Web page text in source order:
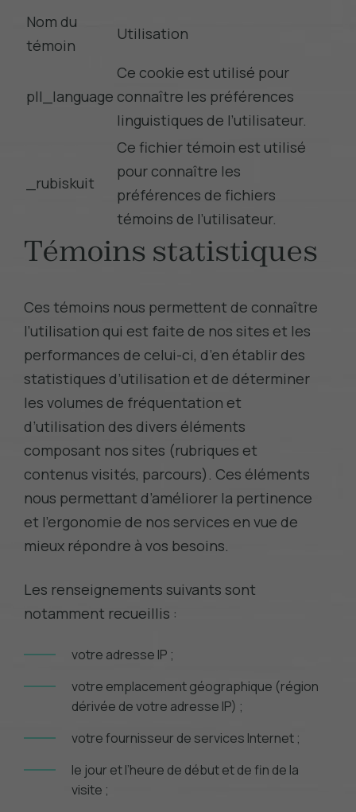
Nom du
témoin
Utilisation
pll_language
Ce cookie est utilisé pour
connaître les préférences
linguistiques de l’utilisateur.
_rubiskuit
Ce fichier témoin est utilisé
pour connaître les
préférences de fichiers
témoins de l’utilisateur.
Témoins statistiques
Ces témoins nous permettent de connaître
l’utilisation qui est faite de nos sites et les
performances de celui-ci, d’en établir des
statistiques d’utilisation et de déterminer
les volumes de fréquentation et
d’utilisation des divers éléments
composant nos sites (rubriques et
contenus visités, parcours). Ces éléments
nous permettant d’améliorer la pertinence
et l’ergonomie de nos services en vue de
mieux répondre à vos besoins.
Les renseignements suivants sont
notamment recueillis :
votre adresse IP ;
votre emplacement géographique (région
dérivée de votre adresse IP) ;
votre fournisseur de services Internet ;
le jour et l’heure de début et de fin de la
visite ;